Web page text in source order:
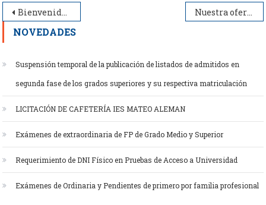
Navegación
de
entradas
Bienvenidos al IES Mateo Alemán Nuestra oferta educativa
NOVEDADES
Suspensión temporal de la publicación de listados de admitidos en
segunda fase de los grados superiores y su respectiva matriculación
LICITACIÓN DE CAFETERÍA IES MATEO ALEMAN
Exámenes de extraordinaria de FP de Grado Medio y Superior
Requerimiento de DNI Físico en Pruebas de Acceso a Universidad
Exámenes de Ordinaria y Pendientes de primero por familia profesional